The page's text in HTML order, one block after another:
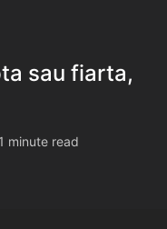
sau fiarta,
1 minute read